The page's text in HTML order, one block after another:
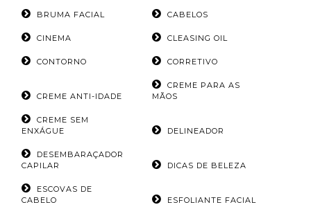
BRUMA FACIAL CABELOS
CINEMA CLEASING OIL
CONTORNO CORRETIVO
CREME ANTI-IDADE
CREME PARA AS
MÃOS
CREME SEM
ENXÁGUE
DELINEADOR
DESEMBARAÇADOR
CAPILAR
DICAS DE BELEZA
ESCOVAS DE
CABELO
ESFOLIANTE FACIAL